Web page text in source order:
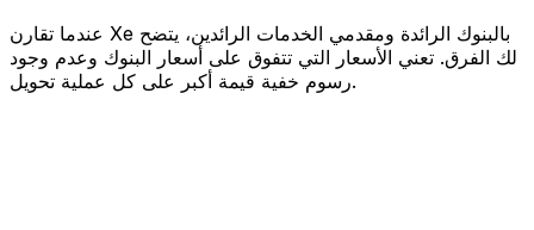
عندما تقارن Xe بالبنوك الرائدة ومقدمي الخدمات الرائدين، يتضح
لك الفرق. تعني الأسعار التي تتفوق على أسعار البنوك وعدم وجود
رسوم خفية قيمة أكبر على كل عملية تحويل.